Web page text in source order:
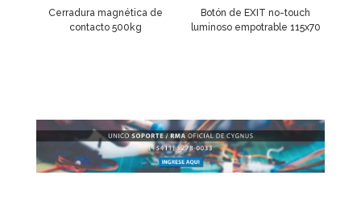
Cerradura magnética de
contacto 500kg
Botón de EXIT no-touch
luminoso empotrable 115x70